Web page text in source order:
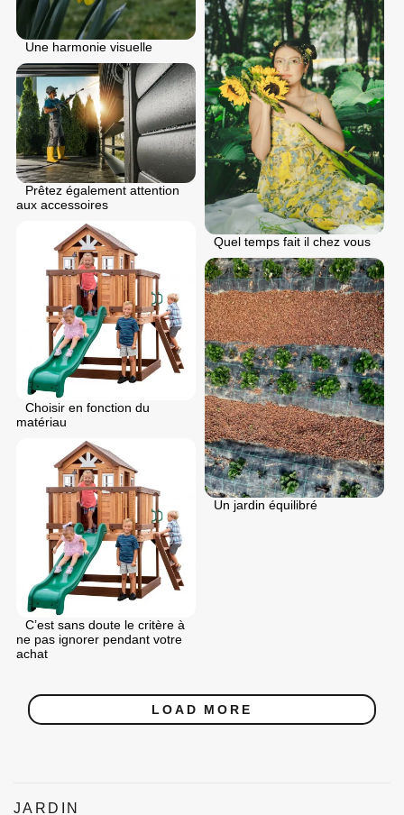
Une harmonie visuelle
Quel temps fait il chez vous
Prêtez également attention
aux accessoires
Choisir en fonction du
matériau
Un jardin équilibré
C’est sans doute le critère à
ne pas ignorer pendant votre
achat
LOAD MORE
JARDIN